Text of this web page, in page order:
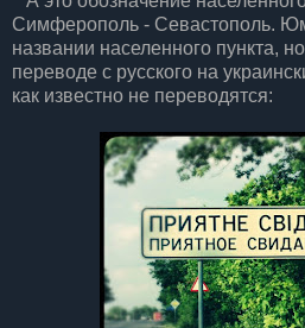
Симферополь - Севастополь.
названии населенного пункта,
переводе с русского на
как известно не переводятся: